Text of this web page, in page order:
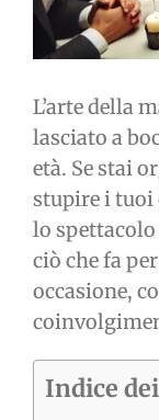
L’arte della
lasciato a
età. Se stai
stupire i tuoi
lo spettacolo
ciò che fa
occasione,
Indice